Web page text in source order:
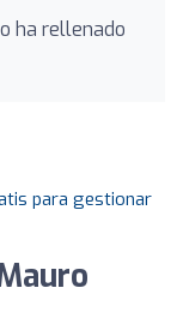
ha rellenado
para gestionar